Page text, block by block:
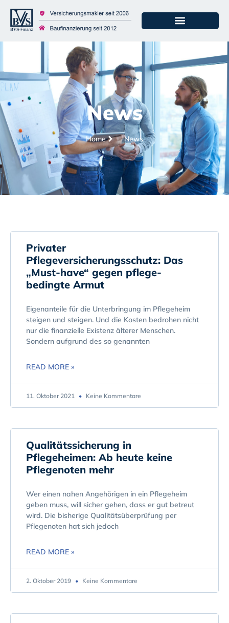
News
Home News
Privater
Pflegeversicherungsschutz: Das
„Must-have“ gegen pflege-
bedingte Armut
Eigenanteile für die Unterbringung im Pflegeheim
steigen und steigen. Und die Kosten bedrohen nicht
nur die finanzielle Existenz älterer Menschen.
Sondern aufgrund des so genannten
READ MORE »
11. Oktober 2021 Keine Kommentare
Qualitätssicherung in
Pflegeheimen: Ab heute keine
Pflegenoten mehr
Wer einen nahen Angehörigen in ein Pflegeheim
geben muss, will sicher gehen, dass er gut betreut
wird. Die bisherige Qualitätsüberprüfung per
Pflegenoten hat sich jedoch
READ MORE »
2. Oktober 2019 Keine Kommentare